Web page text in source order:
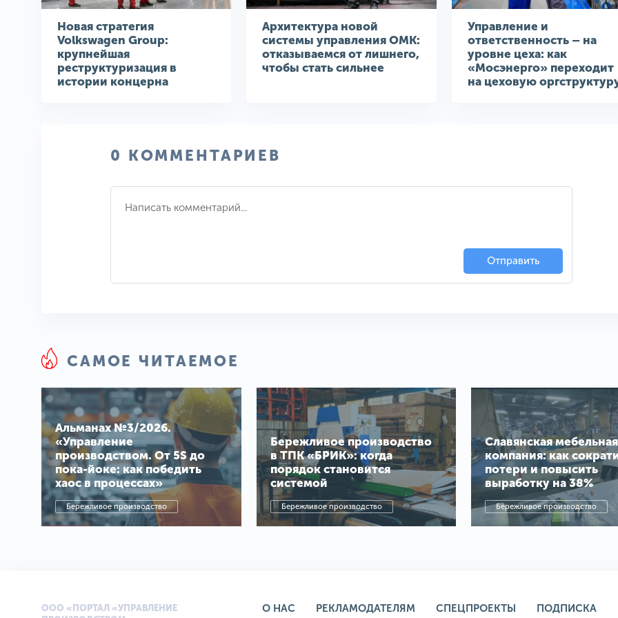
Новая стратегия
Volkswagen Group:
крупнейшая
реструктуризация в
истории концерна
Архитектура новой
системы управления ОМК:
отказываемся от лишнего,
чтобы стать сильнее
Управление и
ответственность – на
уровне цеха: как
«Мосэнерго» переходит
на цеховую
0 КОММЕНТАРИЕВ
Отправить
САМОЕ ЧИТАЕМОЕ
Альманах №3/2026.
«Управление
производством. От 5S до
пока-йоке: как победить
хаос в процессах»
Бережливое производство
Бережливое производство
в ТПК «БРИК»: когда
порядок становится
системой
Бережливое производство
Славянская мебельная
компания: как
потери и повысить
выработку на 38%
Бережливое производство
ООО «ПОРТАЛ «УПРАВЛЕНИЕ
О НАС РЕКЛАМОДАТЕЛЯМ СПЕЦПРОЕКТЫ ПОДПИСКА